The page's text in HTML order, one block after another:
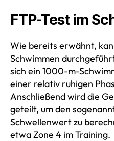
FTP-Test im
Wie bereits erwähnt,
Schwimmen
sich ein 1000-m-
einer relativ ruhigen
Anschließend wird die
geteilt, um den
Schwellenwert zu
etwa Zone 4 im Training.